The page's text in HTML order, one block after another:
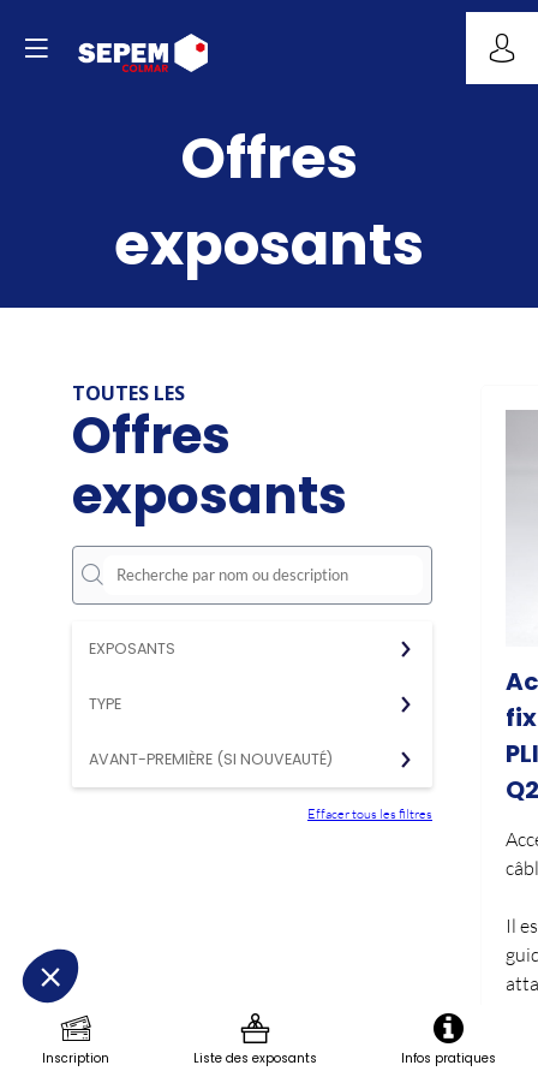
Offres
exposants
TOUTES LES
Offres
exposants
EXPOSANTS
TYPE
AVANT-PREMIÈRE (SI NOUVEAUTÉ)
Effacer tous les filtres
Il
Inscription Liste des exposants Infos pratiques